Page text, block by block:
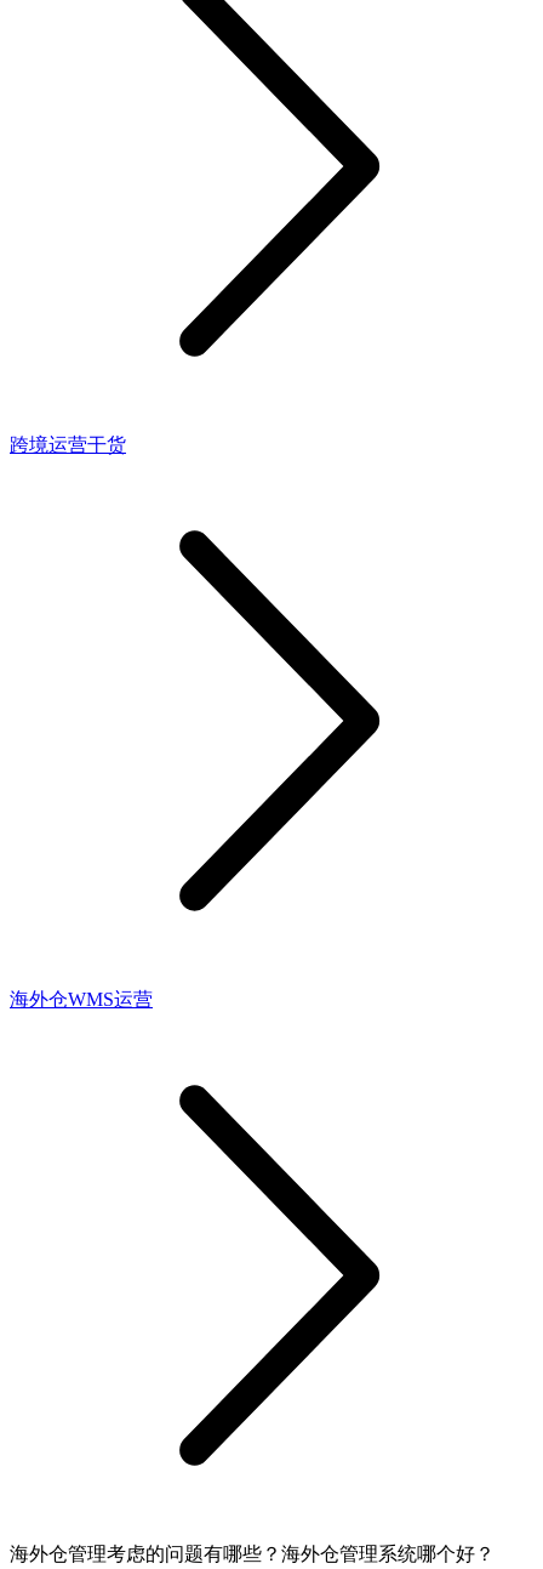
跨境运营干货
海外仓WMS运营
海外仓管理考虑的问题有哪些？海外仓管理系统哪个好？